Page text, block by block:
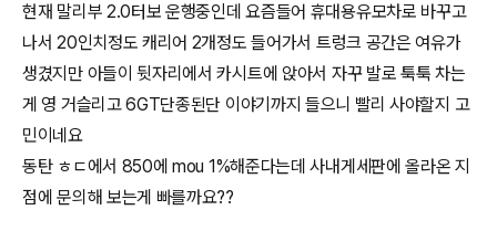
현재 말리부 2.0터보 운행중인데 요즘들어 휴대용유모차로 바꾸고
나서 20인치정도 캐리어 2개정도 들어가서 트렁크 공간은 여유가
생겼지만 아들이 뒷자리에서 카시트에 앉아서 자꾸 발로 툭툭 차는
게 영 거슬리고 6GT단종된단 이야기까지 들으니 빨리 사야할지 고
민이네요
동탄 ㅎㄷ에서 850에 mou 1%해준다는데 사내게세판에 올라온 지
점에 문의해 보는게 빠를까요??